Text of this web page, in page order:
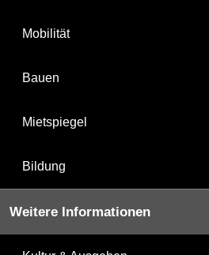
Mobilität
Bauen
Mietspiegel
Bildung
Weitere Informationen